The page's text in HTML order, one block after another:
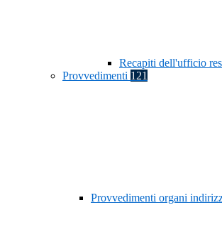
Recapiti dell'ufficio
Provvedimenti 121
Provvedimenti organi